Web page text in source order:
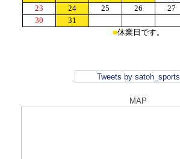
Tweets by satoh_sports
MAP